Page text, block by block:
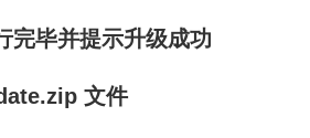
完毕并提示升级成功
文件